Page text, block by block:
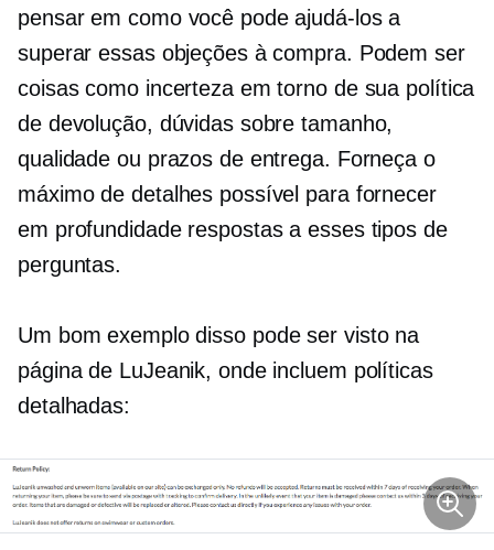
pensar em como você pode ajudá-los a
superar essas objeções à compra. Podem ser
coisas como incerteza em torno de sua política
de devolução, dúvidas sobre tamanho,
qualidade ou prazos de entrega. Forneça o
máximo de detalhes possível para fornecer
em profundidaderespostas a esses tipos de
perguntas.
Um bom exemplo disso pode ser visto na
página de LuJeanik, onde incluem políticas
detalhadas: